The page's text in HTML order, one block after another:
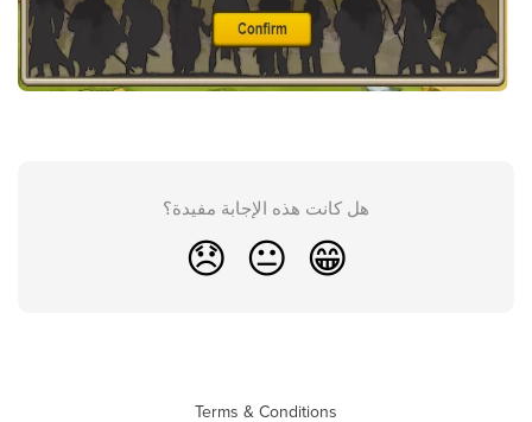
هل كانت هذه الإجابة مفيدة؟
😞 😐 😁
Terms & Conditions